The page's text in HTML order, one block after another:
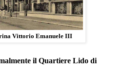
Vittorio Emanuele III
il Quartiere Lido di